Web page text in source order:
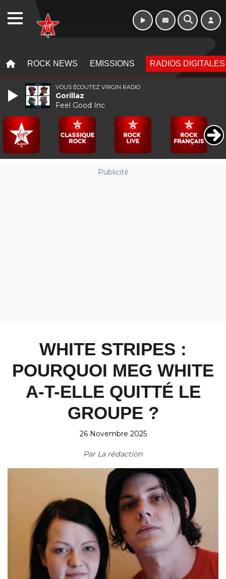
ROCK NEWS EMISSIONS RADIOS DIGITALES
Publicité
WHITE STRIPES :
POURQUOI MEG WHITE
A-T-ELLE QUITTÉ LE
GROUPE ?
26 Novembre 2025
Par La rédaction
VOUS ÉCOUTEZ VIRGIN RADIO
Gorillaz
Feel Good Inc
WEBRADIO Week-end de 16h
à 20h